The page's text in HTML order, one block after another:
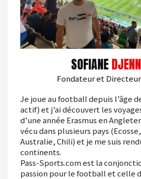
SOFIANE
Fondateur et
Je joue au football depuis l’âge
actif) et j’ai découvert les
d’une année Erasmus en
vécu dans plusieurs pays
Australie, Chili) et je me suis
continents.
Pass-Sports.com est la
passion pour le football et celle